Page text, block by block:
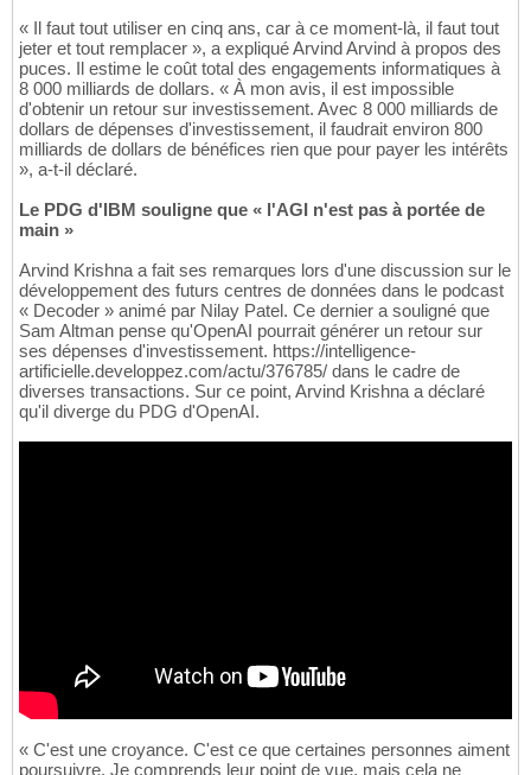
« Il faut tout utiliser en cinq ans, car à ce moment-là, il faut tout
jeter et tout remplacer », a expliqué Arvind Arvind à propos des
puces. Il estime le coût total des engagements informatiques à
8 000 milliards de dollars. « À mon avis, il est impossible
d'obtenir un retour sur investissement. Avec 8 000 milliards de
dollars de dépenses d'investissement, il faudrait environ 800
milliards de dollars de bénéfices rien que pour payer les intérêts
», a-t-il déclaré.
Le PDG d'IBM souligne que « l'AGI n'est pas à portée de
main »
Arvind Krishna a fait ses remarques lors d'une discussion sur le
développement des futurs centres de données dans le podcast
« Decoder » animé par Nilay Patel. Ce dernier a souligné que
Sam Altman pense qu'OpenAI pourrait générer un retour sur
ses dépenses d'investissement. https://intelligence-
artificielle.developpez.com/actu/376785/ dans le cadre de
diverses transactions. Sur ce point, Arvind Krishna a déclaré
qu'il diverge du PDG d'OpenAI.
« C'est une croyance. C'est ce que certaines personnes aiment
poursuivre. Je comprends leur point de vue, mais cela ne